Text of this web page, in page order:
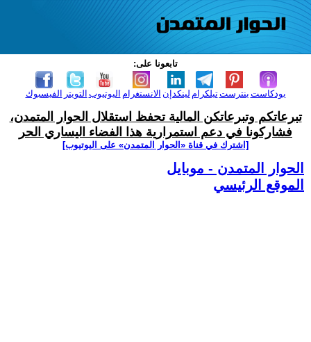
تابعونا على:
الفيسبوك التويتر اليوتيوب الانستغرام لينكدإن تيلكرامبنترست بودكاست
تبرعاتكم وتبرعاتكن المالية تحفظ استقلال الحوار المتمدن،
فشاركونا في دعم استمرارية هذا الفضاء اليساري الحر
[اشترك في قناة ‫«الحوار المتمدن» على اليوتيوب]
الحوار المتمدن - موبايل
الموقع الرئيسي